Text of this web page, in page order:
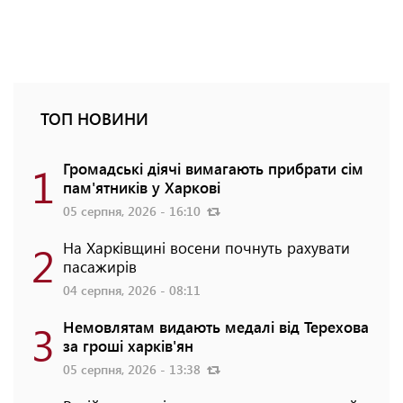
ТОП НОВИНИ
1 Громадські діячі вимагають прибрати сім
пам'ятників у Харкові
05 серпня, 2026 - 16:10
2 На Харківщині восени почнуть рахувати
пасажирів
04 серпня, 2026 - 08:11
3 Немовлятам видають медалі від Терехова
за гроші харків'ян
05 серпня, 2026 - 13:38